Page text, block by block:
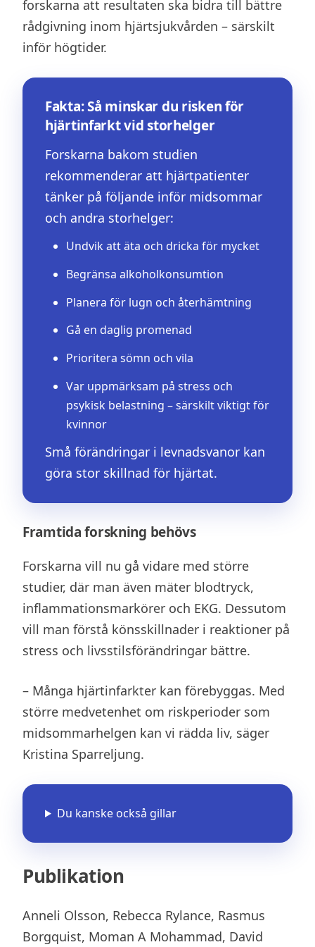
forskarna att resultaten ska bidra till bättre
rådgivning inom hjärtsjukvården – särskilt
inför högtider.
Fakta: Så minskar du risken för
hjärtinfarkt vid storhelger
Forskarna bakom studien
rekommenderar att hjärtpatienter
tänker på följande inför midsommar
och andra storhelger:
Undvik att äta och dricka för mycket
Begränsa alkoholkonsumtion
Planera för lugn och återhämtning
Gå en daglig promenad
Prioritera sömn och vila
Var uppmärksam på stress och
psykisk belastning – särskilt viktigt för
kvinnor
Små förändringar i levnadsvanor kan
göra stor skillnad för hjärtat.
Framtida forskning behövs
Forskarna vill nu gå vidare med större
studier, där man även mäter blodtryck,
inflammationsmarkörer och EKG. Dessutom
vill man förstå könsskillnader i reaktioner på
stress och livsstilsförändringar bättre.
– Många hjärtinfarkter kan förebyggas. Med
större medvetenhet om riskperioder som
midsommarhelgen kan vi rädda liv, säger
Kristina Sparreljung.
Du kanske också gillar
Publikation
Anneli Olsson, Rebecca Rylance, Rasmus
Borgquist, Moman A Mohammad, David